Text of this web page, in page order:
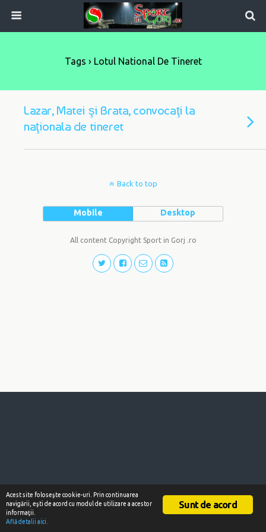
Tags › Lotul National De Tineret
Lazar, Matei şi Brata, convocaţi la
naţionala de tineret
Back to top
Mobile Desktop
All content Copyright Sport in Gorj .ro
Sunt de acord
Acest site foloseşte cookie-uri. Prin continuarea
navigării, eşti de acord cu modul de utilizare a acestor
informaţii.
Află detalii aici.